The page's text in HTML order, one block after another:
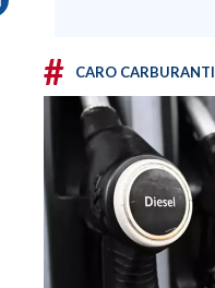
# CARO CARBURANTI